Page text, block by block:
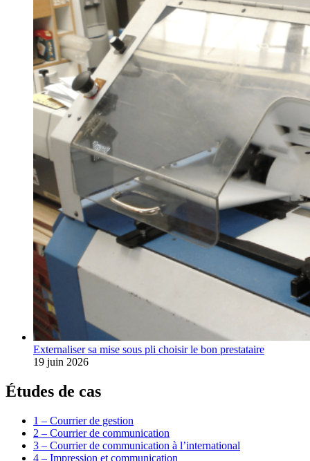
Externaliser sa mise sous pli choisir le bon prestataire
19 juin 2026
Études de cas
1 – Courrier de gestion
2 – Courrier de communication
3 – Courrier de communication à l’international
4 – Impression et communication